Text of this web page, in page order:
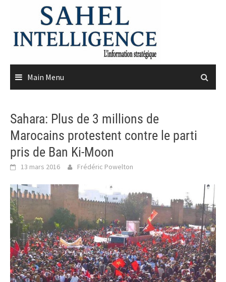
content
Main Menu
Sahara: Plus de 3 millions de
Marocains protestent contre le parti
pris de Ban Ki-Moon
13 mars 2016 Frédéric Powelton